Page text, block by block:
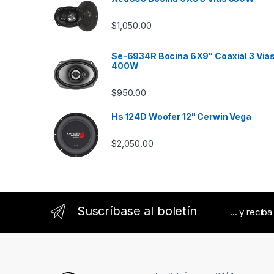
l
$1,050.00
Se-6934R Bocina 6X9" Coaxial 3 Vias
400W
$950.00
Hs 124D Woofer 12" Cerwin Vega
$2,050.00
Suscríbase al boletín ... y reciba